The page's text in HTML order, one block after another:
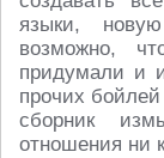
языки,
возможно,
придумали и
прочих
сборник
отношения ни